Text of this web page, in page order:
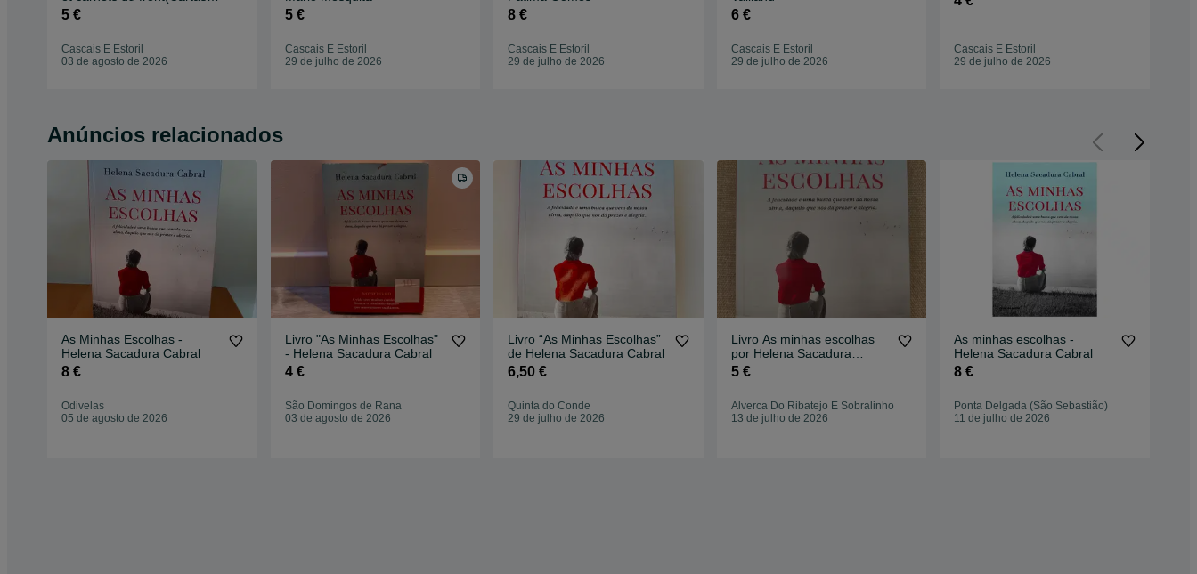
primeira guerra)
5 €
Cascais E Estoril
03 de agosto de 2026
5 €
Cascais E Estoril
29 de julho de 2026
8 €
Cascais E Estoril
29 de julho de 2026
6 €
Cascais E Estoril
29 de julho de 2026
Cascais E Estoril
29 de julho de 2026
Anúncios relacionados
As Minhas Escolhas -
Helena Sacadura Cabral
8 €
Odivelas
05 de agosto de 2026
Livro "As Minhas Escolhas"
- Helena Sacadura Cabral
4 €
São Domingos de Rana
03 de agosto de 2026
Livro “As Minhas Escolhas”
de Helena Sacadura Cabral
6,50 €
Quinta do Conde
29 de julho de 2026
Livro As minhas escolhas
por Helena Sacadura
Cabral
5 €
Alverca Do Ribatejo E Sobralinho
13 de julho de 2026
As minhas escolhas -
Helena Sacadura Cabral
8 €
Ponta Delgada (São Sebastião)
11 de julho de 2026